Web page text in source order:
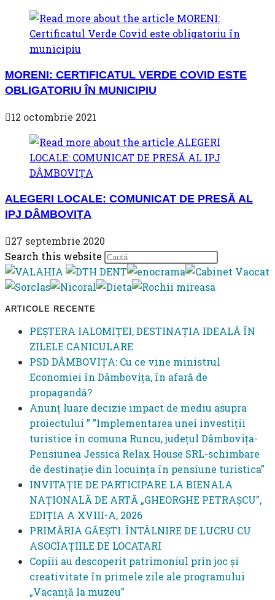
MORENI: CERTIFICATUL VERDE COVID ESTE
OBLIGATORIU ÎN MUNICIPIU
12 octombrie 2021
ALEGERI LOCALE: COMUNICAT DE PRESĂ AL
IPJ DÂMBOVIȚA
27 septembrie 2020
Search this website
Press
Escape
search
ARTICOLE RECENTE
PEȘTERA IALOMIȚEI, DESTINAȚIA IDEALĂ ÎN
ZILELE CANICULARE
PSD DÂMBOVIȚA: Cu ce vine ministrul
Economiei în Dâmbovița, în afară de
propagandă?
Anunț luare decizie impact de mediu asupra
proiectului ” ”Implementarea unei investiții
turistice în comuna Runcu, județul Dâmbovița-
Pensiunea Jessica Relax House SRL-schimbare
de destinație din locuința în pensiune turistica”
INVITAȚIE DE PARTICIPARE LA BIENALA
NAȚIONALĂ DE ARTĂ „GHEORGHE PETRAȘCU”,
EDIŢIA A XVIII-A, 2026
PRIMĂRIA GĂEȘTI: ÎNTÂLNIRE DE LUCRU CU
ASOCIAȚIILE DE LOCATARI
Copiii au descoperit patrimoniul prin joc și
creativitate în primele zile ale programului
„Vacanță la muzeu”